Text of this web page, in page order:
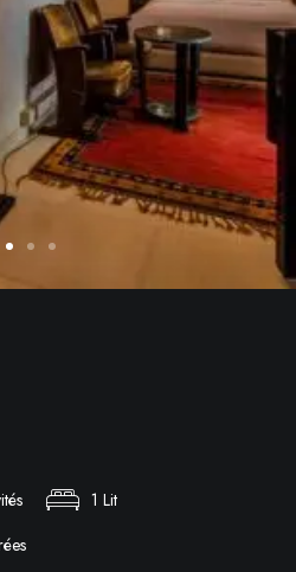
1 Lit